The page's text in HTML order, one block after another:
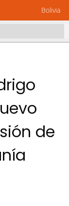
Bolivia
de